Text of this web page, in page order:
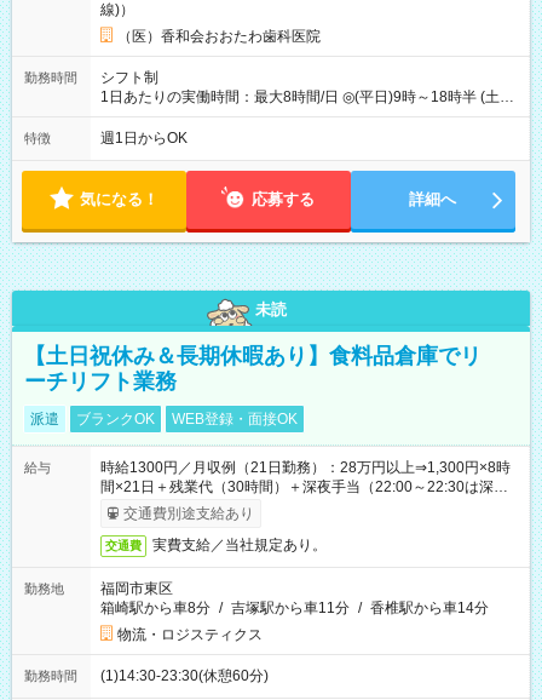
線)）
（医）香和会おおたわ歯科医院
勤務時間
シフト制
1日あたりの実働時間：最大8時間/日 ◎(平日)9時～18時半 (土
曜)9時～18時 上記より週1日～短時間勤務OK。
特徴 週1日からOK
気になる！ 応募する 詳細へ
未読
【土日祝休み＆長期休暇あり】食料品倉庫でリ
ーチリフト業務
派遣 ブランクOK WEB登録・面接OK
給与
時給1300円／月収例（21日勤務）：28万円以上⇒1,300円×8時
間×21日＋残業代（30時間）＋深夜手当（22:00～22:30は深夜
時給1,625円）
交通費別途支給あり
交通費 実費支給／当社規定あり。
勤務地
福岡市東区
箱崎駅から車8分 / 吉塚駅から車11分 / 香椎駅から車14分
物流・ロジスティクス
勤務時間 (1)14:30-23:30(休憩60分)